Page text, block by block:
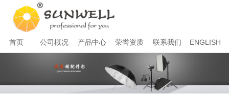
首页 公司概况 产品中心 荣誉资质 联系我们 ENGLISH